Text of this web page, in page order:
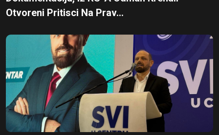
Otvoreni Pritisci Na Prav...